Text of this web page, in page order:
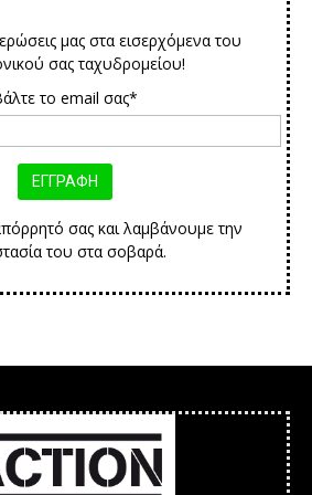
μας στα εισερχόμενα του
σας ταχυδρομείου!
το email σας*
σας και λαμβάνουμε την
του στα σοβαρά.